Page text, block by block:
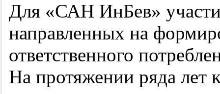
Для «САН ИнБев»
направленных на
ответственного
На протяжении ряда лет